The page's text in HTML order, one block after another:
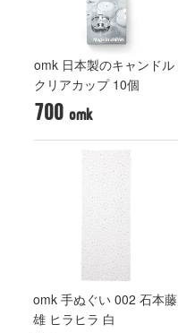
omk 日本製のキャンドル
クリアカップ 10個
700
omk 手ぬぐい 002 石本藤
雄 ヒラヒラ 白